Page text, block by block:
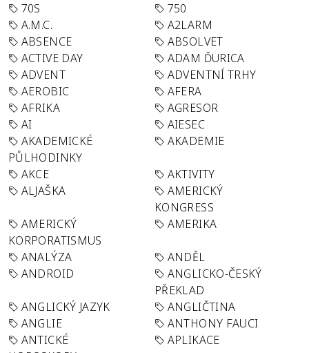
70S
750
A.M.C.
A2LARM
ABSENCE
ABSOLVET
ACTIVE DAY
ADAM ĎURICA
ADVENT
ADVENTNÍ TRHY
AEROBIC
AFERA
AFRIKA
AGRESOR
AI
AIESEC
AKADEMICKÉ
PŮLHODINKY
AKADEMIE
AKCE
AKTIVITY
ALJAŠKA
AMERICKÝ
KONGRESS
AMERICKÝ
KORPORATISMUS
AMERIKA
ANALÝZA
ANDĚL
ANDROID
ANGLICKO-ČESKÝ
PŘEKLAD
ANGLICKÝ JAZYK
ANGLIČTINA
ANGLIE
ANTHONY FAUCI
ANTICKÉ
APLIKACE